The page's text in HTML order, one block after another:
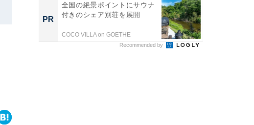
PR
全国の絶景ポイントにサウナ
付きのシェア別荘を展開
COCO VILLA on GOETHE
Recommended by